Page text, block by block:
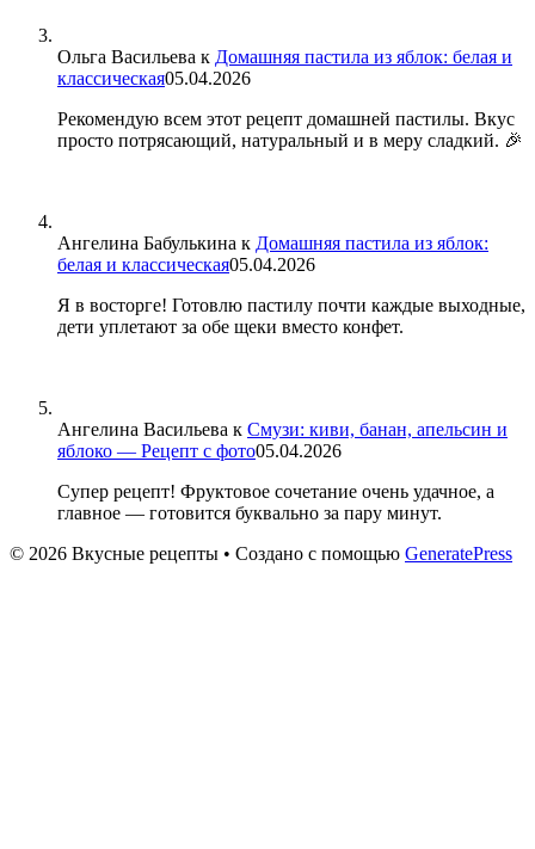
Ольга Васильева к Домашняя пастила из яблок: белая и
классическая05.04.2026
Рекомендую всем этот рецепт домашней пастилы. Вкус
просто потрясающий, натуральный и в меру сладкий. 🎉
Ангелина Бабулькина к Домашняя пастила из яблок:
белая и классическая05.04.2026
Я в восторге! Готовлю пастилу почти каждые выходные,
дети уплетают за обе щеки вместо конфет.
Ангелина Васильева к Смузи: киви, банан, апельсин и
яблоко — Рецепт с фото05.04.2026
Супер рецепт! Фруктовое сочетание очень удачное, а
главное — готовится буквально за пару минут.
© 2026 Вкусные рецепты • Создано с помощью GeneratePress